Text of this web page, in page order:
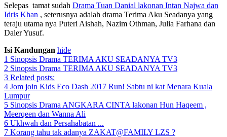
Selepas tamat sudah Drama Tuan Danial lakonan Intan Najwa dan
Idris Khan , seterusnya adalah drama Terima Aku Seadanya yang
teraju utama nya Puteri Aishah, Nazim Othman, Julia Farhana dan
Daler Yusuf.
Isi Kandungan hide
1 Sinopsis Drama TERIMA AKU SEADANYA TV3
2 Sinopsis Drama TERIMA AKU SEADANYA TV3
3 Related posts:
4 Jom join Kids Eco Dash 2017 Run! Sabtu ni kat Menara Kuala
Lumpur
5 Sinopsis Drama ANGKARA CINTA lakonan Hun Haqeem ,
Meerqeen dan Wanna Ali
6 Ukhwah dan Persahabatan ...
7 Korang tahu tak adanya ZAKAT@FAMILY LZS ?